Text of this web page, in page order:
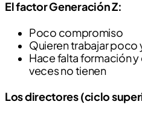
El factor Generación Z:
Poco compromiso
Quieren trabajar poco
Hace falta formación
veces no tienen
Los directores (ciclo